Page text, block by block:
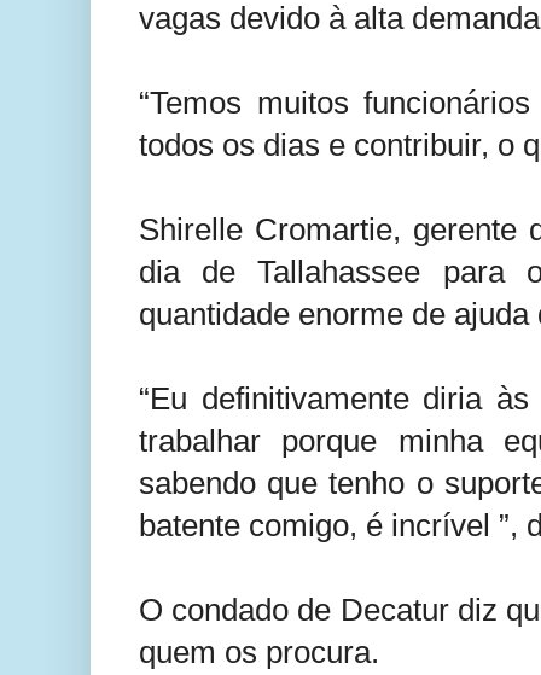
vagas devido à alta
“Temos muitos
todos os dias e contribuir, o
Shirelle Cromartie, gerente
dia de Tallahassee para
quantidade enorme de ajuda
“Eu definitivamente diria
trabalhar porque minha
sabendo que tenho o
batente comigo, é incrível ”,
O condado de Decatur diz
quem os procura.